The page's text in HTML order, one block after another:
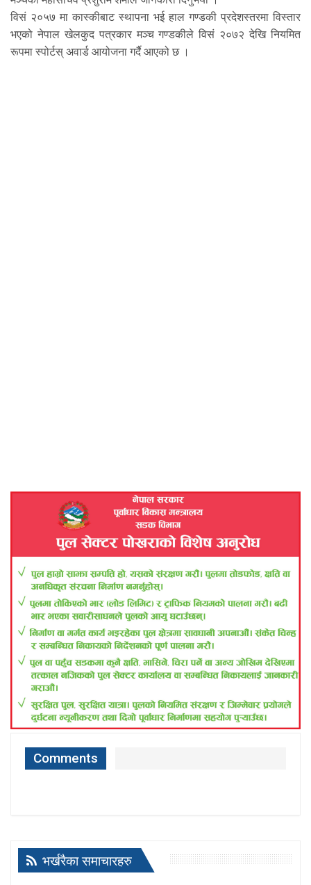
विसं २०५७ मा कास्कीबाट स्थापना भई हाल गण्डकी प्रदेशस्तरमा विस्तार
भएको नेपाल खेलकुद पत्रकार मञ्च गण्डकीले विसं २०७२ देखि नियमित
रूपमा स्पोर्टस् अवार्ड आयोजना गर्दै आएको छ ।
Comments
भर्खरैका समाचारहरु